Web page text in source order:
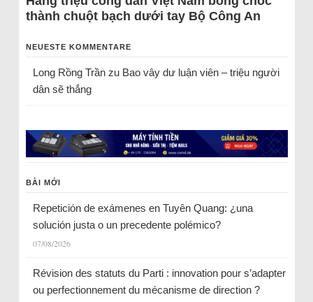
thành chuột bạch dưới tay Bộ Công An
NEUESTE KOMMENTARE
Long Rồng Trầnzu Bao vây dư luận viên – triệu người
dân sẽ thắng
BÀI MỚI
Repetición de exámenes en Tuyên Quang: ¿una
solución justa o un precedente polémico?
07/08/2026
Révision des statuts du Parti : innovation pour s’adapter
ou perfectionnement du mécanisme de direction ?